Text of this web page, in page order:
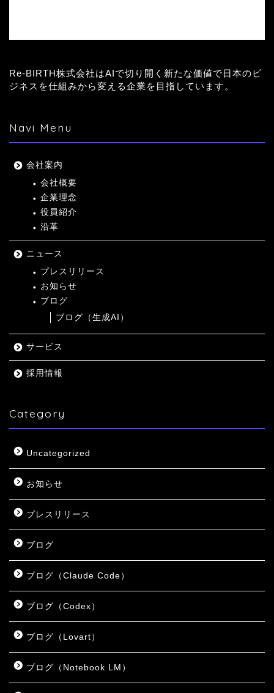
Re-BIRTH株式会社はAIで切り開く新たな価値で日本のビ
ジネスを仕組みから変える企業を目指しています。
Navi Menu
会社案内
会社概要
企業理念
役員紹介
沿革
ニュース
プレスリリース
お知らせ
ブログ
ブログ（生成AI）
サービス
採用情報
Category
Uncategorized
お知らせ
プレスリリース
ブログ
ブログ（Claude Code）
ブログ（Codex）
ブログ（Lovart）
ブログ（Notebook LM）